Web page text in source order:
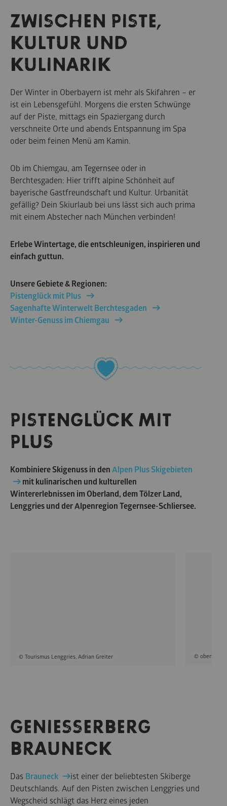
ZWISCHEN PISTE,
KULTUR UND
KULINARIK
Der Winter in Oberbayern ist mehr als Skifahren – er
ist ein Lebensgefühl. Morgens die ersten Schwünge
auf der Piste, mittags ein Spaziergang durch
verschneite Orte und abends Entspannung im Spa
oder beim feinen Menü am Kamin.
Ob im Chiemgau, am Tegernsee oder in
Berchtesgaden: Hier trifft alpine Schönheit auf
bayerische Gastfreundschaft und Kultur. Urbanität
gefällig? Dein Skiurlaub bei uns lässt sich auch prima
mit einem Abstecher nach München verbinden!
Erlebe Wintertage, die entschleunigen, inspirieren und
einfach guttun.
Unsere Gebiete & Regionen:
Pistenglück mit Plus
Sagenhafte Winterwelt Berchtesgaden
Winter-Genuss im Chiemgau
PISTENGLÜCK MIT
PLUS
Kombiniere Skigenuss in denAlpen Plus Skigebieten
mit kulinarischen und kulturellen
Wintererlebnissen im Oberland, dem Tölzer Land,
Lenggries und der Alpenregion Tegernsee-Schliersee.
© Tourismus Lenggries, Adrian Greiter ©
GENIESSERBERG B
RAUNECK
Das Brauneck
ist einer der beliebtesten Skiberge
Deutschlands. Auf den Pisten zwischen Lenggries und
Wegscheid schlägt das Herz eines jeden